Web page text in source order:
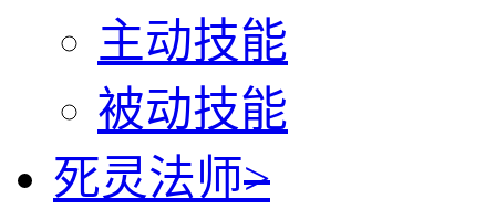
主动技能
被动技能
死灵法师>